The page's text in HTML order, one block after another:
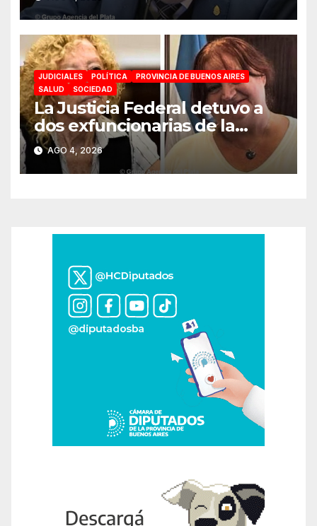
JUDICIALES POLÍTICA
PROVINCIA DE BUENOS AIRES
SALUD
SOCIEDAD
La Justicia Federal detuvo a
dos exfuncionarias de la
ANMAT y el INAME por la
causa del fentanilo
contaminado
AGO 4, 2026